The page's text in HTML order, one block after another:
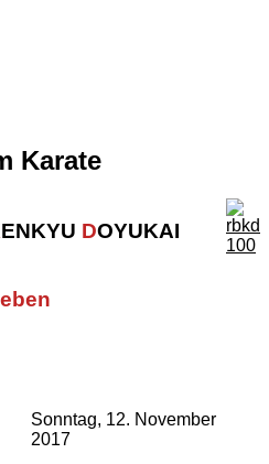
Karate
ENKYU DOYUKAI
Sonntag, 12. November
2017